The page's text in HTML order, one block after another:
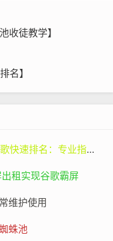
展和完善，谷
优化，对网站
来越重要。
用户搜索到的
站如果有丰富
用户搜索相关
网站的相应页
页面越多就越
收徒教学】
名】
谷歌蜘蛛池快速部署搭建，实现谷歌快速排名：专业指南与谷神SEO的价值
租实现谷歌霸屏
维护使用
蛛池